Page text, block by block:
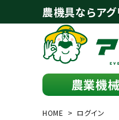
農機具ならア
農業機械
ログイン
HOME ログイン